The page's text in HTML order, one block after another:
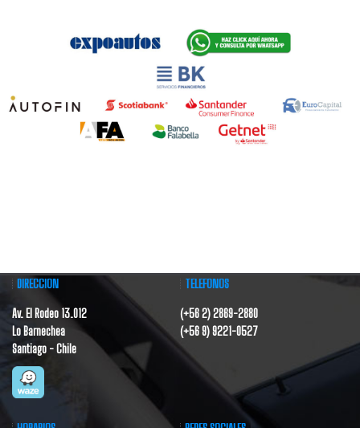
DIRECCIÓN
Av. El Rodeo 13.012
Lo Barnechea
Santiago - Chile
TELÉFONOS
(+56 2) 2869-2880
(+56 9) 9221-0527